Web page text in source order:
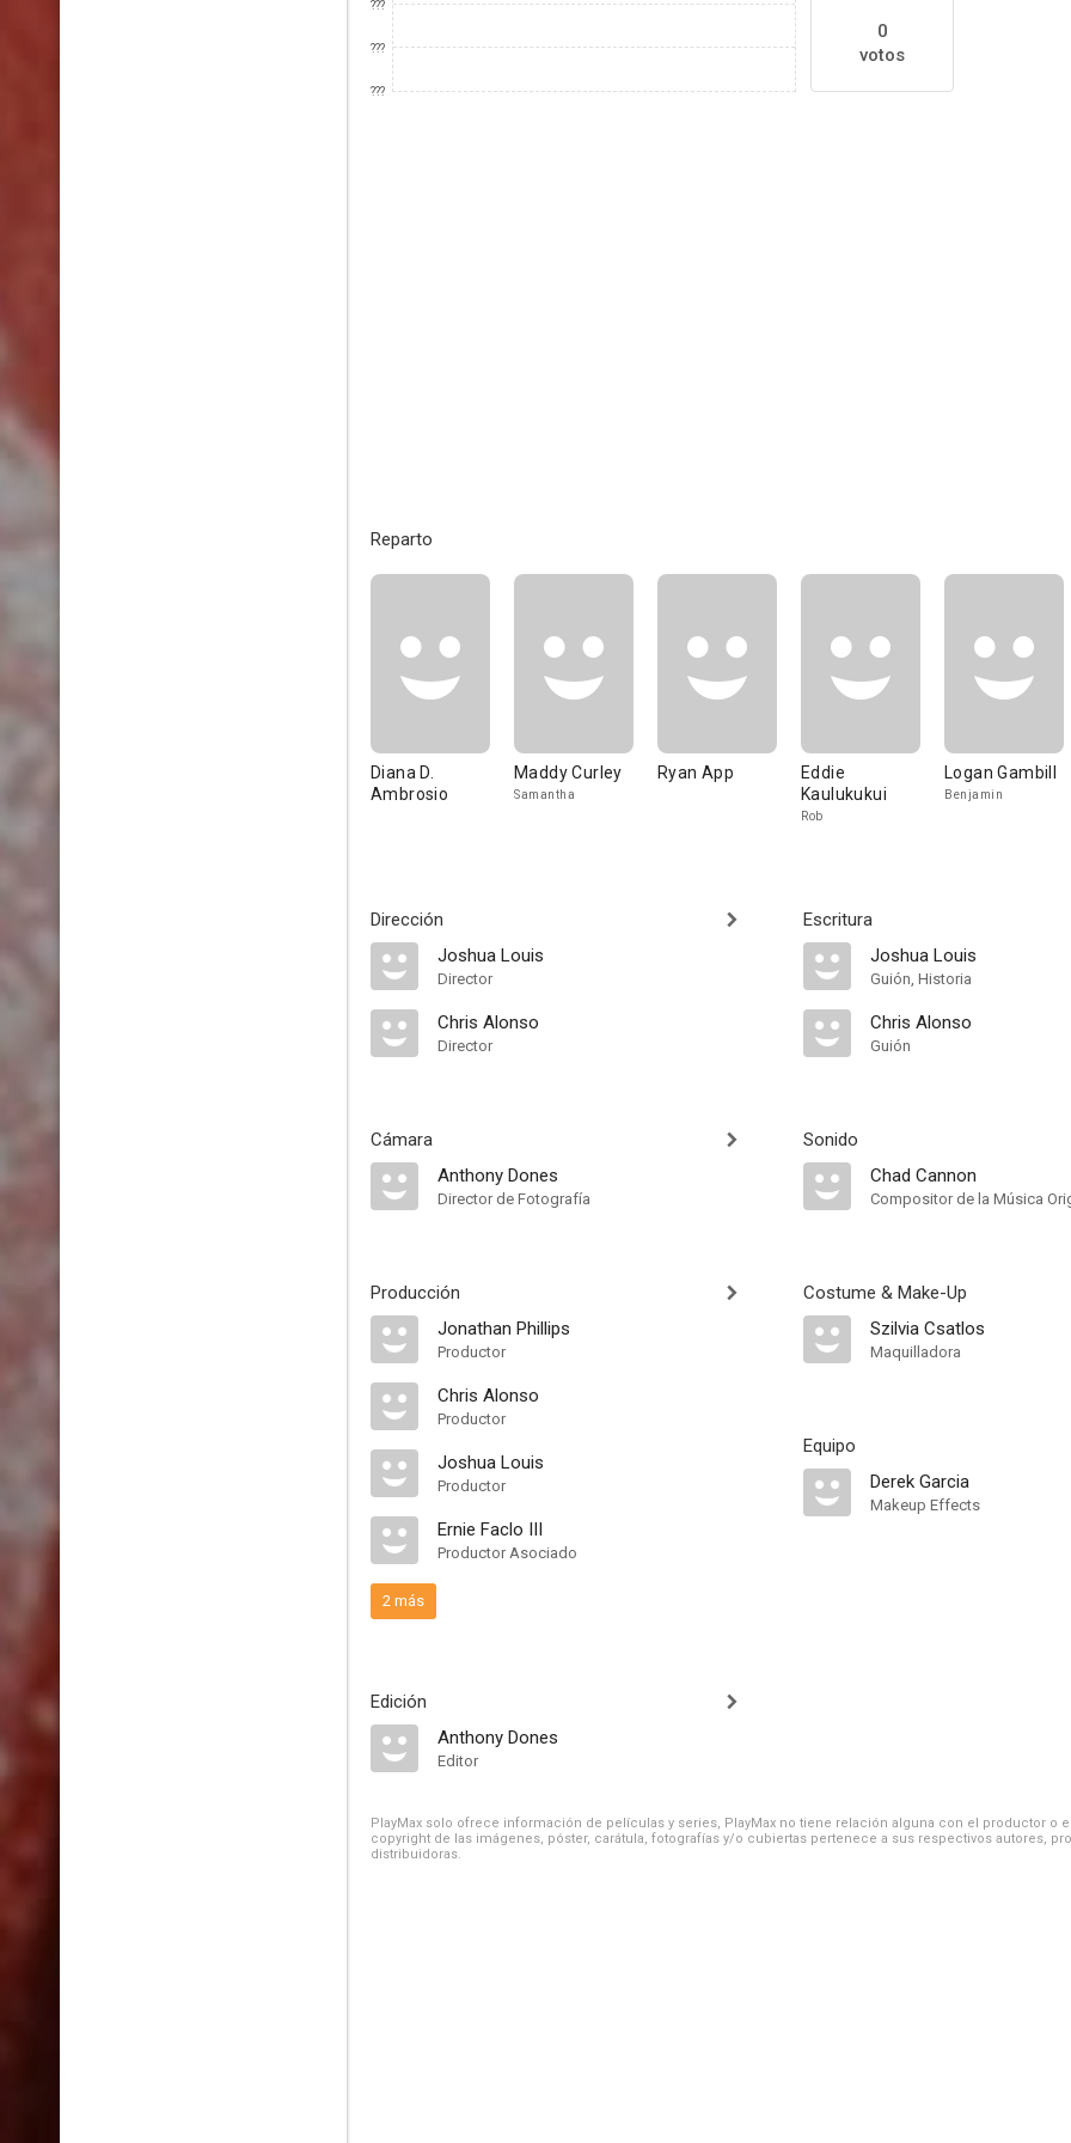
???
???
???
0
votos
Reparto
Diana D.
Ambrosio
Maddy Curley
Samantha
Ryan App
Eddie
Kaulukukui
Rob
Logan Gambill
Benjamin
Dirección
Joshua Louis
Director
Chris Alonso
Director
Cámara
Anthony Dones
Director de Fotografía
Producción
Jonathan Phillips
Productor
Chris Alonso
Productor
Joshua Louis
Productor
Ernie Faclo III
Productor Asociado
2 más
Edición
Anthony Dones
Editor
Escritura
Joshua Louis
Guión, Historia
Chris Alonso
Guión
Sonido
Chad Cannon
Compositor de la Música
Costume & Make-Up
Szilvia Csatlos
Maquilladora
Equipo
Derek Garcia
Makeup Effects
PlayMax solo ofrece información de películas y series, PlayMax no tiene relación alguna con el productor o
copyright de las imágenes, póster, carátula, fotografías y/o cubiertas pertenece a sus respectivos autores,
distribuidoras.